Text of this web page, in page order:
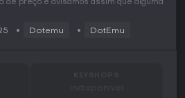
de preço e avisamos assim que alguma
Dotemu DotEmu
Indisponível